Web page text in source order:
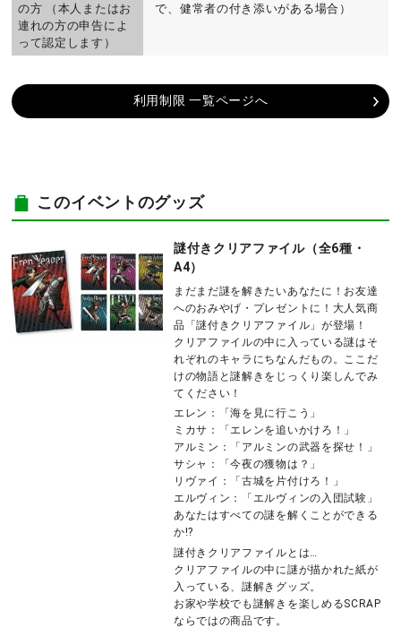
の方 （本人またはお
連れの方の申告によ
って認定します）
で、健常者の付き添いがある場合）
利用制限 一覧ページへ
このイベントのグッズ
謎付きクリアファイル（全6種・
A4）
まだまだ謎を解きたいあなたに！お友達
へのおみやげ・プレゼントに！大人気商
品「謎付きクリアファイル」が登場！
クリアファイルの中に入っている謎はそ
れぞれのキャラにちなんだもの。ここだ
けの物語と謎解きをじっくり楽しんでみ
てください！
エレン：「海を見に行こう」
ミカサ：「エレンを追いかけろ！」
アルミン：「アルミンの武器を探せ！」
サシャ：「今夜の獲物は？」
リヴァイ：「古城を片付けろ！」
エルヴィン：「エルヴィンの入団試験」
あなたはすべての謎を解くことができる
か!?
謎付きクリアファイルとは…
クリアファイルの中に謎が描かれた紙が
入っている、謎解きグッズ。
お家や学校でも謎解きを楽しめるSCRAP
ならではの商品です。